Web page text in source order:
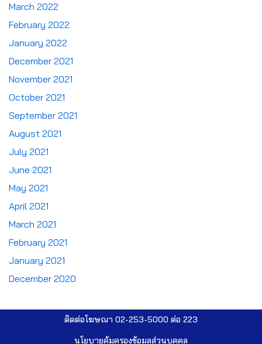
March 2022
February 2022
January 2022
December 2021
November 2021
October 2021
September 2021
August 2021
July 2021
June 2021
May 2021
April 2021
March 2021
February 2021
January 2021
December 2020
ติดต่อโฆษณา 02-253-5000​ ต่อ 223
นโยบายคุ้มครองข้อมูลส่วนบุคคล​